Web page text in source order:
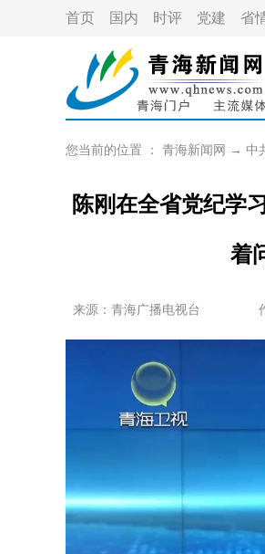
首页 国内 时评 党建 省
您当前的位置 ： 青海新闻网 → 中
陈刚在全省党纪学
着
来源：青海广播电视台